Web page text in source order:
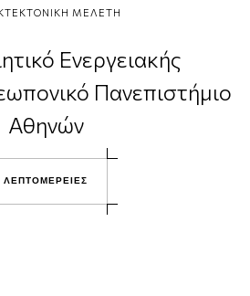
ΜΕΛΕΤΗ
Ενεργειακής
Πανεπιστήμιο
Αθηνών
Λ Ε ΠΤΟ Μ Ε Ρ Ε ΕΣ